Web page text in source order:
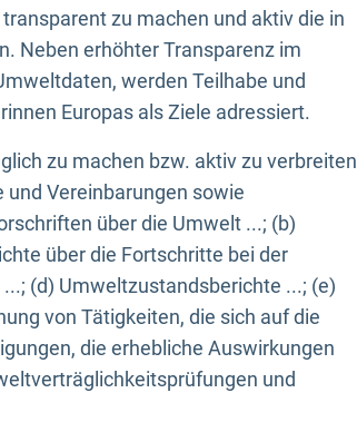
zu machen und aktiv die in
Neben erhöhter Transparenz im
werden Teilhabe und
Europas als Ziele adressiert.
zu machen bzw. aktiv zu verbreiten
Vereinbarungen sowie
über die Umwelt ...; (b)
über die Fortschritte bei der
(d) Umweltzustandsberichte ...; (e)
von Tätigkeiten, die sich auf die
die erhebliche Auswirkungen
und